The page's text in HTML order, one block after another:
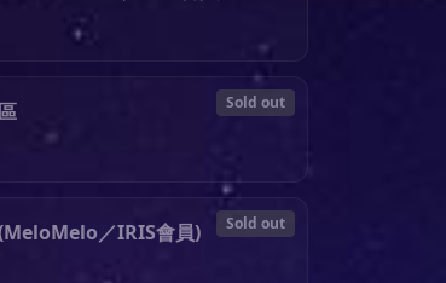
Sold out
／IRIS會員) Sold out